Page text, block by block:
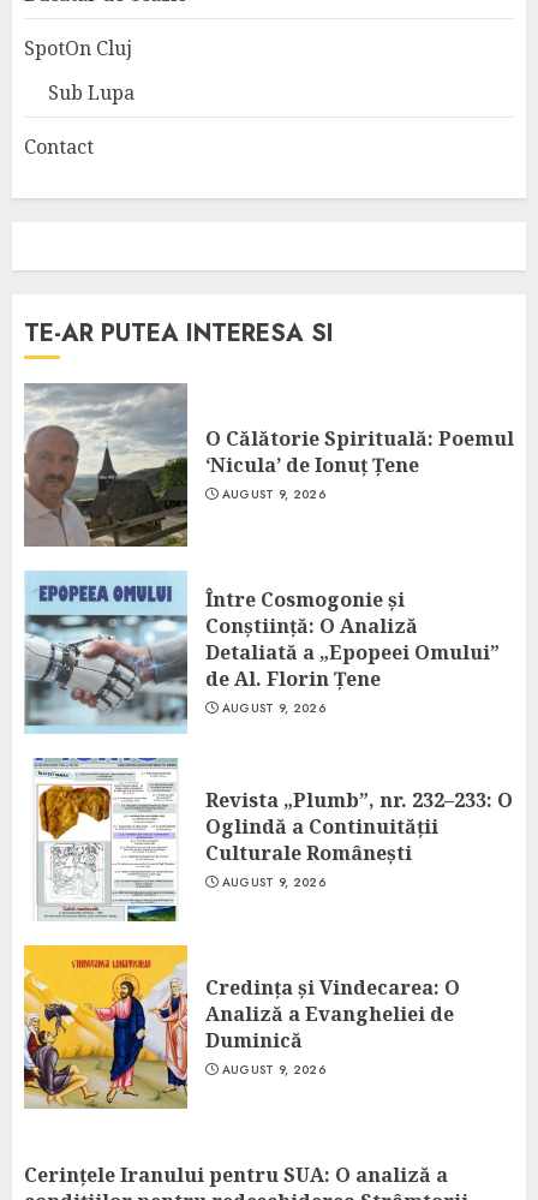
SpotOn Cluj
Sub Lupa
Contact
TE-AR PUTEA INTERESA SI
O Călătorie Spirituală: Poemul
‘Nicula’ de Ionuț Țene
AUGUST 9, 2026
Între Cosmogonie și
Conștiință: O Analiză
Detaliată a „Epopeei Omului”
de Al. Florin Țene
AUGUST 9, 2026
Revista „Plumb”, nr. 232–233: O
Oglindă a Continuității
Culturale Românești
AUGUST 9, 2026
Credința și Vindecarea: O
Analiză a Evangheliei de
Duminică
AUGUST 9, 2026
Cerințele Iranului pentru SUA: O analiză a